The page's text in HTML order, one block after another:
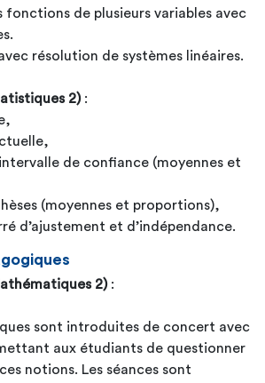
fonctions de plusieurs variables avec
résolution de systèmes linéaires.
2):
de confiance (moyennes et
(moyennes et proportions),
d’ajustement et d’indépendance.
2):
sont introduites de concert avec
aux étudiants de questionner
notions. Les séances sont